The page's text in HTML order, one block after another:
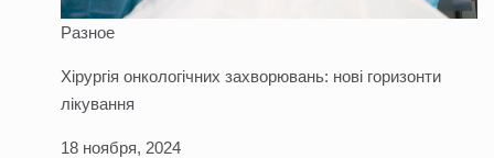
Разное
Хірургія онкологічних захворювань: нові горизонти
лікування
18 ноября, 2024